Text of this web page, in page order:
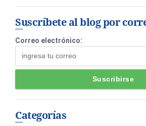
Suscríbete al blog por
Correo electrónico:
Categorías